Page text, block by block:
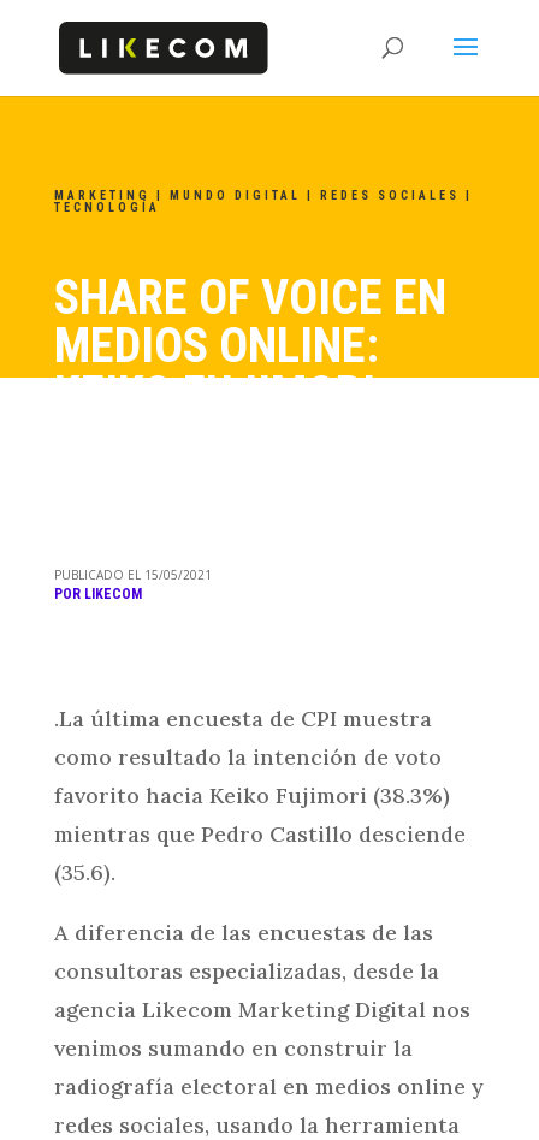
MARKETING MUNDO DIGITAL REDES SOCIALES
TECNOLOGÍA
SHARE OF VOICE EN
MEDIOS ONLINE:
KEIKO FUJIMORI –
PUBLICADO EL 15/05/2021
POR LIKECOM
.La última encuesta de CPI muestra
como resultado la intención de voto
favorito hacia Keiko Fujimori (38.3%)
mientras que Pedro Castillo desciende
(35.6).
A diferencia de las encuestas de las
consultoras especializadas, desde la
agencia Likecom Marketing Digital nos
venimos sumando en construir la
radiografía electoral en medios online y
redes sociales, usando la herramienta